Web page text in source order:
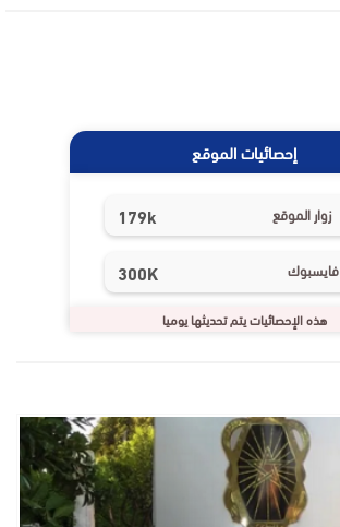
إحصائيات الموقع
زوار الموقع 179k
فايسبوك 300K
هذه الإحصائيات يتم تحديثها يوميا